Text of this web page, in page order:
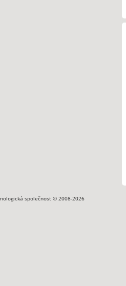
společnost © 2008-2026